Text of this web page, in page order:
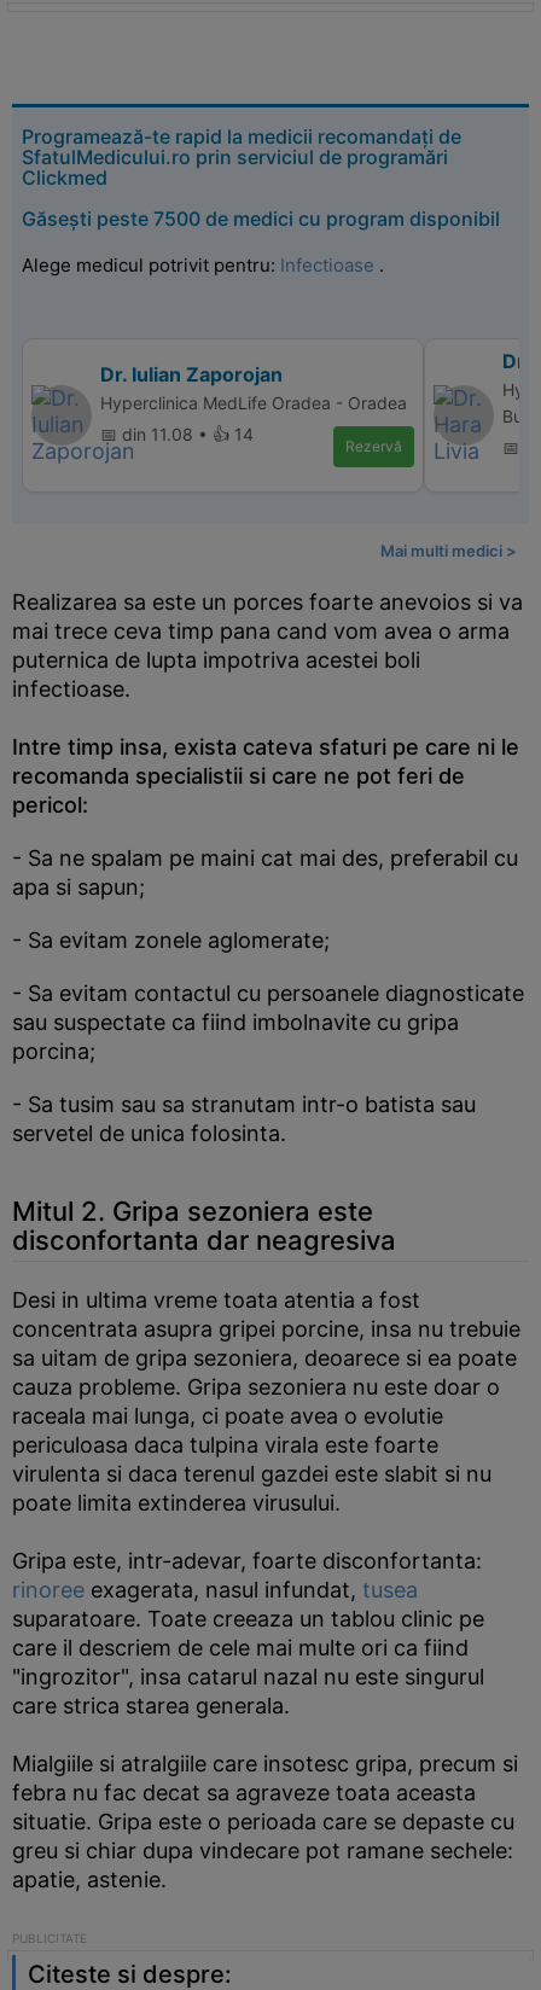
Programează-te rapid la medicii recomandați de
SfatulMedicului.ro prin serviciul de programări
Clickmed
Găsești peste 7500 de medici cu program disponibil
Alege medicul potrivit pentru: Infectioase .
Dr. Iulian Zaporojan
Hyperclinica MedLife Oradea - Oradea
📅 din 11.08 • 👍 14
Rezervă
Dr.
📅
Mai multi medici >
Realizarea sa este un porces foarte anevoios si va
mai trece ceva timp pana cand vom avea o arma
puternica de lupta impotriva acestei boli
infectioase.
Intre timp insa, exista cateva sfaturi pe care ni le
recomanda specialistii si care ne pot feri de
pericol:
- Sa ne spalam pe maini cat mai des, preferabil cu
apa si sapun;
- Sa evitam zonele aglomerate;
- Sa evitam contactul cu persoanele diagnosticate
sau suspectate ca fiind imbolnavite cu gripa
porcina;
- Sa tusim sau sa stranutam intr-o batista sau
servetel de unica folosinta.
Mitul 2. Gripa sezoniera este
disconfortanta dar neagresiva
Desi in ultima vreme toata atentia a fost
concentrata asupra gripei porcine, insa nu trebuie
sa uitam de gripa sezoniera, deoarece si ea poate
cauza probleme. Gripa sezoniera nu este doar o
raceala mai lunga, ci poate avea o evolutie
periculoasa daca tulpina virala este foarte
virulenta si daca terenul gazdei este slabit si nu
poate limita extinderea virusului.
Gripa este, intr-adevar, foarte disconfortanta:
rinoree exagerata, nasul infundat, tusea
suparatoare. Toate creeaza un tablou clinic pe
care il descriem de cele mai multe ori ca fiind
"ingrozitor", insa catarul nazal nu este singurul
care strica starea generala.
Mialgiile si atralgiile care insotesc gripa, precum si
febra nu fac decat sa agraveze toata aceasta
situatie. Gripa este o perioada care se depaste cu
greu si chiar dupa vindecare pot ramane sechele:
apatie, astenie.
Citeste si despre: